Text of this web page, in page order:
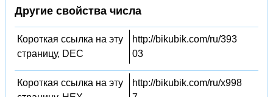
Другие свойства числа
Короткая ссылка на эту
страницу, DEC
http://bikubik.com/ru/393
03
Короткая ссылка на эту
http://bikubik.com/ru/x998